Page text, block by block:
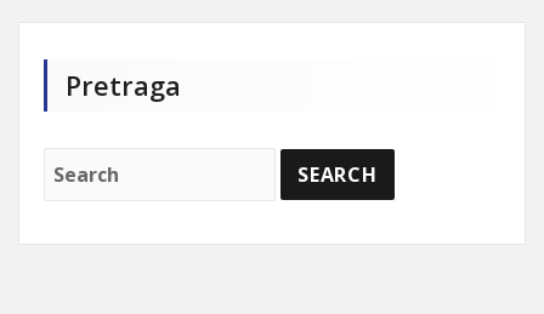
Pretraga